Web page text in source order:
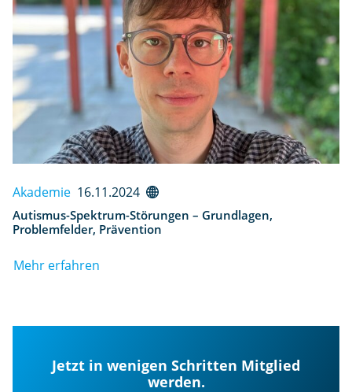
Akademie 16.11.2024
Autismus-Spektrum-Störungen – Grundlagen,
Problemfelder, Prävention
Mehr erfahren
Jetzt in wenigen Schritten Mitglied
werden.